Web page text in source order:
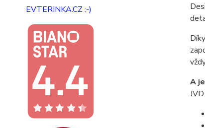
EVTERINKA.CZ :-)
A